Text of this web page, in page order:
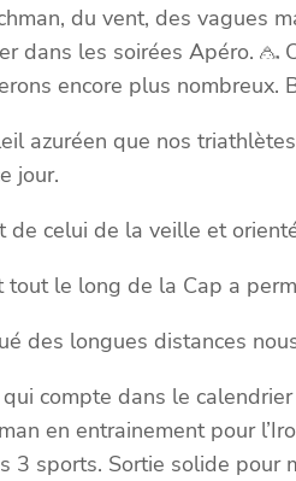
du vent, des
dans les soirées Apéro.
encore plus nombreux.
azuréen que nos
jour.
de celui de la veille et
le long de la Cap a
des longues distances
compte dans le
en entrainement pour
3 sports. Sortie solide pour